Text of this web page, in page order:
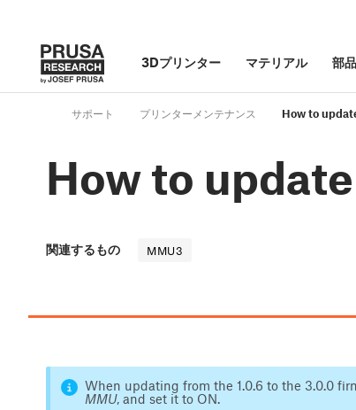
3Dプリンター マテリアル 部品
サポート プリンターメンテナンス How to
How to
関連するもの MMU3
When updating from the 1.0.6 to the 3.0.0
MMU, and set it to ON.